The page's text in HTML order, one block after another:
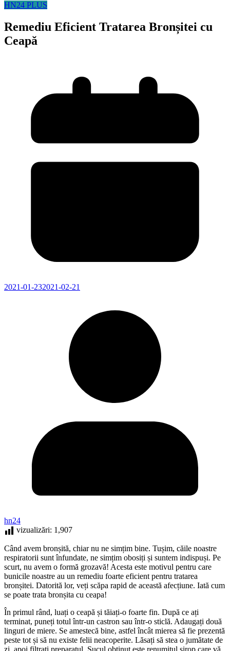
HN24 PLUS
Remediu Eficient Tratarea Bronșitei cu
Ceapă
2021-01-232021-02-21
hn24
vizualizări: 1,907
Când avem bronșită, chiar nu ne simțim bine. Tușim, căile noastre
respiratorii sunt înfundate, ne simțim obosiți și suntem indispuși. Pe
scurt, nu avem o formă grozavă! Acesta este motivul pentru care
bunicile noastre au un remediu foarte eficient pentru tratarea
bronșitei. Datorită lor, veți scăpa rapid de această afecțiune. Iată cum
se poate trata bronșita cu ceapa!
În primul rând, luați o ceapă și tăiați-o foarte fin. După ce ați
terminat, puneți totul într-un castron sau într-o sticlă. Adaugați două
linguri de miere. Se amestecă bine, astfel încât mierea să fie prezentă
peste tot și să nu existe felii neacoperite. Lăsați să stea o jumătate de